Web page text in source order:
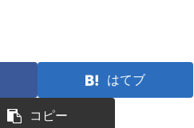
はてブ
コピー